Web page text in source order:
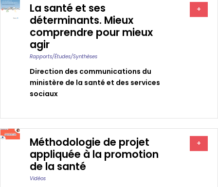
La santé et ses
déterminants. Mieux
comprendre pour mieux
agir
Rapports/études/synthèses
Direction des communications du
ministère de la santé et des services
sociaux
+
Méthodologie de projet
appliquée à la promotion
de la santé
Vidéos
+